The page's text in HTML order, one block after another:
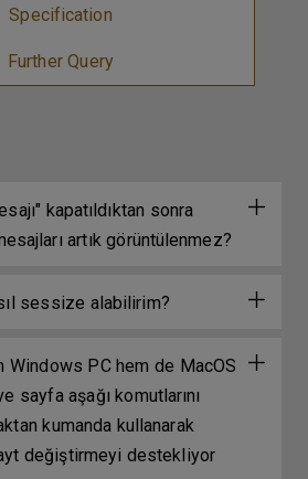
Specification
Further Query
kapatıldıktan sonra
artık görüntülenmez?
sessize alabilirim?
Windows PC hem de MacOS
sayfa aşağı komutlarını
kumanda kullanarak
değiştirmeyi destekliyor